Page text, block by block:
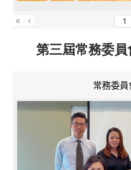
« ‹
第三屆常務委
常務委